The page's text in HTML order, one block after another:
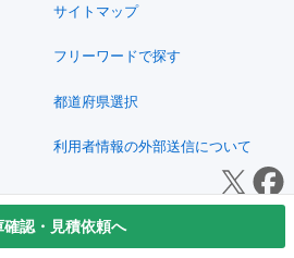
確認・見積依頼へ
サイトマップ
フリーワードで探す
都道府県選択
利用者情報の外部送信について